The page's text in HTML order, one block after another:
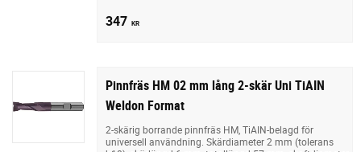
347 KR
Pinnfräs HM 02 mm lång 2-skär Uni TiAIN
Weldon Format
2-skärig borrande pinnfräs HM, TiAIN-belagd för
universell användning. Skärdiameter 2 mm (tolerans